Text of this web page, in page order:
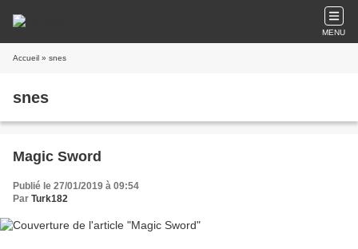
MENU
Accueil » snes
snes
Magic Sword
Publié le 27/01/2019 à 09:54
Par Turk182